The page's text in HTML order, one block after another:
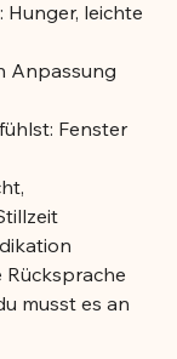
leichte
Anpassung
Fenster
musst es an